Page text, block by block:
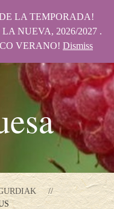
LA TEMPORADA!
NUEVA, 2026/2027 .
VERANO! Dismiss